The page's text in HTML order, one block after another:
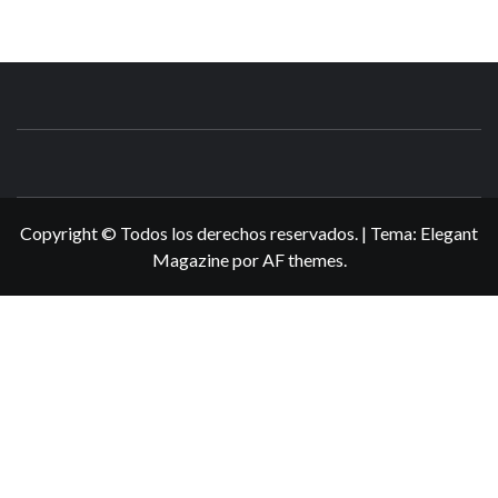
Copyright © Todos los derechos reservados. | Tema: Elegant
MagazineporAF themes.